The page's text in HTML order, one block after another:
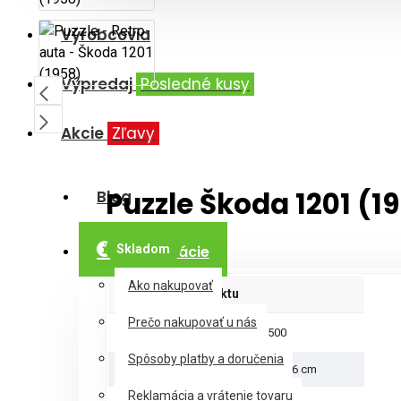
Výrobcovia
Výpredaj Posledné kusy
Akcie Zľavy
Blog
Informácie
Ako nakupovať
Prečo nakupovať u nás
Spôsoby platby a doručenia
Reklamácia a vrátenie tovaru
Puzzle Škoda 1201
Skladom
Parametre produktu
Počet dielikov 500
Rozmery puzzle 48x36 cm